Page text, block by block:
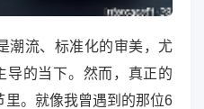
潮流、标准化的审美，尤
导的当下。然而，真正的
里。就像我曾遇到的那位6